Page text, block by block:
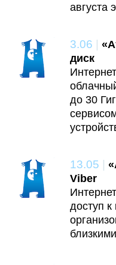
августа
3.06 |
диск
до 30
13.05 |
Viber
доступ